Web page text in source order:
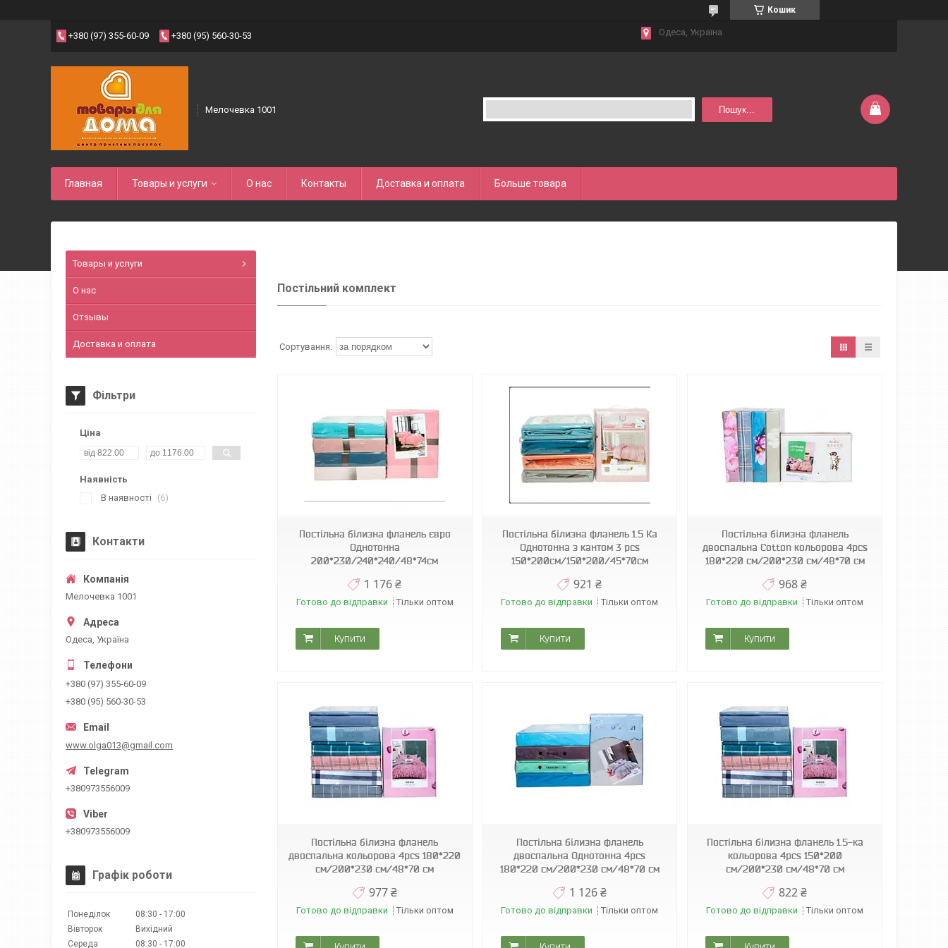
Кошик
+380 (97) 355-60-09 +380 (95) 560-30-53 Одеса, Україна
Мелочевка 1001 Пошук...
Главная Товары и услуги О нас Контакты Доставка и оплата Больше товара
Постільний комплект
Постільна білизна фланель євро
Однотонна
200*230/240*240/48*74см
1 176 ₴
Готово до відправки Тільки оптом
Купити
Постільна білизна фланель 1.5 Ка
Однотонна з кантом 3 pcs
150*200см/150*200/45*70см
921 ₴
Готово до відправки Тільки оптом
Купити
Постільна білизна фланель
двоспальна Cotton кольорова 4pcs
180*220 см/200*230 см/48*70 см
968 ₴
Готово до відправки Тільки оптом
Купити
Постільна білизна фланель
двоспальна кольорова 4pcs 180*220
см/200*230 см/48*70 см
977 ₴
Готово до відправки Тільки оптом
Т0238
Постільна білизна фланель
двоспальна Однотонна 4pcs
180*220 см/200*230 см/48*70 см
1 126 ₴
Готово до відправки Тільки оптом
Постільна білизна фланель 1.5-ка
кольорова 4pcs 150*200
см/200*230 см/48*70 см
822 ₴
Готово до відправки Тільки оптом
Товары и услуги
О нас
Отзывы
Доставка и оплата
Фільтри
Ціна
Наявність
В наявності
6
Контакти
Мелочевка 1001
Одеса, Україна
+380 (97) 355-60-09
+380 (95) 560-30-53
www.olga013@gmail.com
+380973556009
+380973556009
Графік роботи
Понеділок 08:30
17:00
Вівторок
Вихідний
Середа
08:30 17:00